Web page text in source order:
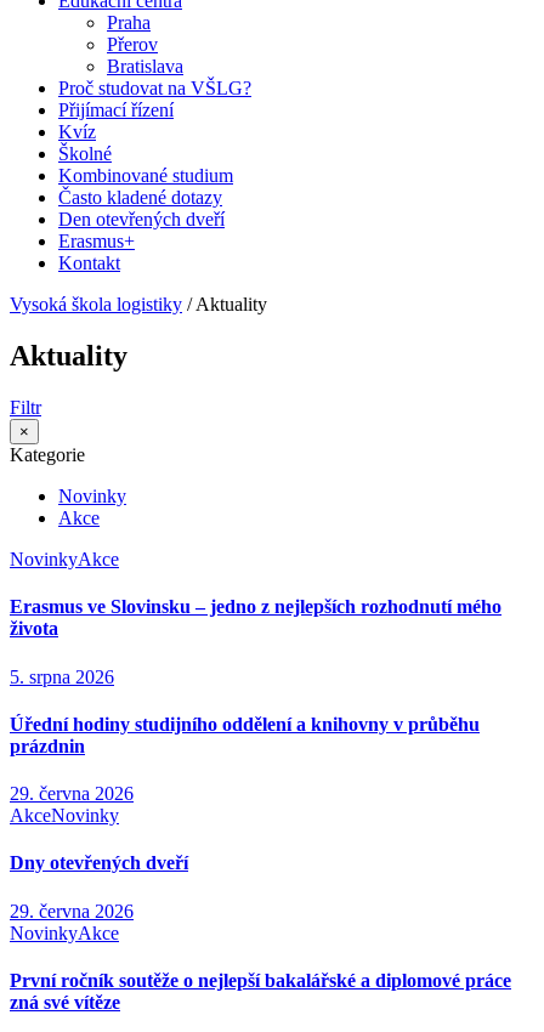
Praha
Přerov
Bratislava
Proč studovat na VŠLG?
Přijímací řízení
Kvíz
Školné
Kombinované studium
Často kladené dotazy
Den otevřených dveří
Erasmus+
Kontakt
Vysoká škola logistiky /Aktuality
Aktuality
Filtr
×
Kategorie
Novinky
Akce
NovinkyAkce
Erasmus ve Slovinsku – jedno z nejlepších rozhodnutí mého
života
5. srpna 2026
Úřední hodiny studijního oddělení a knihovny v průběhu
prázdnin
29. června 2026
AkceNovinky
Dny otevřených dveří
29. června 2026
NovinkyAkce
První ročník soutěže o nejlepší bakalářské a diplomové práce
zná své vítěze